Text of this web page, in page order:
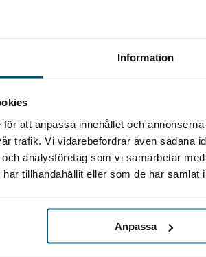
Information
att anpassa innehållet och
trafik. Vi vidarebefordrar även sådana
analysföretag som vi samarbetar
tillhandahållit eller som de har samlat
Anpassa
av oberoende aktörer
är också något som regleras mellan
och implementerat bankinitiativ
fickor till de laglydiga och
brottslighet i landets
företagen är stort. Ska du låna
regelverk appliceras. Det innebär per
kommer att efterlevas.